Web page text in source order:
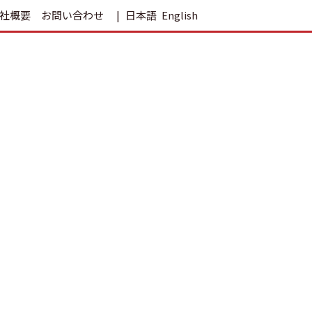
概要 お問い合わせ 日本語 English